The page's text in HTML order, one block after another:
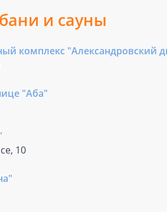
и сауны
комплекс "Александровский
"Аба"
10